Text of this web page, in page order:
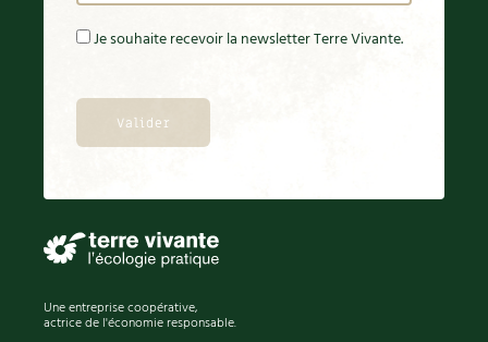
Je souhaite recevoir la newsletter Terre Vivante.
Une entreprise coopérative,
actrice de l'économie responsable.